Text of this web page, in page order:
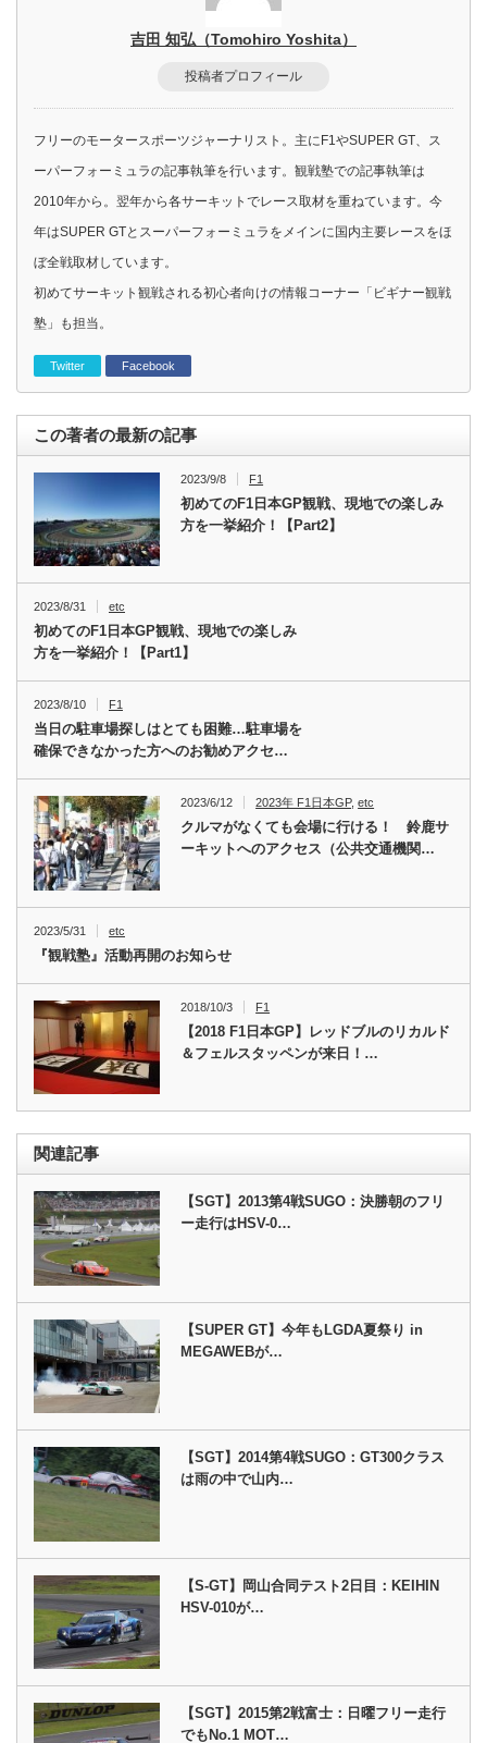
吉田 知弘（Tomohiro Yoshita）
投稿者プロフィール
フリーのモータースポーツジャーナリスト。主にF1やSUPER GT、ス
ーパーフォーミュラの記事執筆を行います。観戦塾での記事執筆は
2010年から。翌年から各サーキットでレース取材を重ねています。今
年はSUPER GTとスーパーフォーミュラをメインに国内主要レースをほ
ぼ全戦取材しています。
初めてサーキット観戦される初心者向けの情報コーナー「ビギナー観戦
塾」も担当。
Twitter Facebook
この著者の最新の記事
2023/9/8 F1
初めてのF1日本GP観戦、現地での楽しみ
方を一挙紹介！【Part2】
2023/8/31 etc
初めてのF1日本GP観戦、現地での楽しみ
方を一挙紹介！【Part1】
2023/8/10 F1
当日の駐車場探しはとても困難…駐車場を
確保できなかった方へのお勧めアクセ…
2023/6/12 2023年 F1日本GP,etc
クルマがなくても会場に行ける！ 鈴鹿サ
ーキットへのアクセス（公共交通機関…
2023/5/31 etc
『観戦塾』活動再開のお知らせ
2018/10/3 F1
【2018 F1日本GP】レッドブルのリカルド
＆フェルスタッペンが来日！…
関連記事
【SGT】2013第4戦SUGO：決勝朝のフリ
ー走行はHSV-0…
【SUPER GT】今年もLGDA夏祭り in
MEGAWEBが…
【SGT】2014第4戦SUGO：GT300クラス
は雨の中で山内…
【S-GT】岡山合同テスト2日目：KEIHIN
HSV-010が…
【SGT】2015第2戦富士：日曜フリー走行
でもNo.1 MOT…